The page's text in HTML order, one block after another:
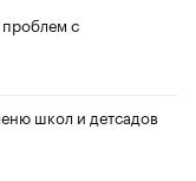
с
школ и детсадов